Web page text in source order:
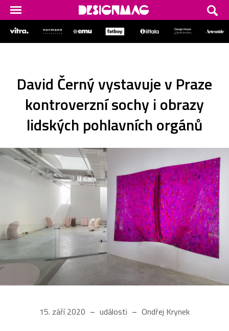
David Černý vystavuje v Praze
kontroverzní sochy i obrazy
lidských pohlavních orgánů
15. září 2020 události Ondřej Krynek